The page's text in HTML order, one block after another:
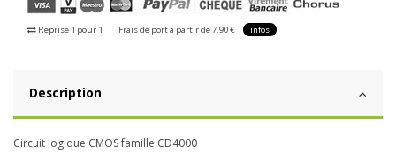
Reprise 1 pour 1 Frais de port à partir de 7.90 € infos
Description
Circuit logique CMOS famille CD4000